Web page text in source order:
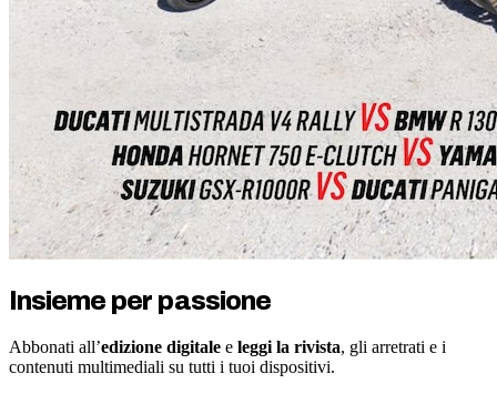
Insieme per passione
Abbonati all’edizione digitale e leggi la rivista, gli arretrati e i
contenuti multimediali su tutti i tuoi dispositivi.